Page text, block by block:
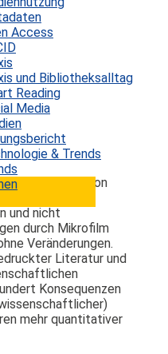
Access
und Bibliotheksalltag
Reading
Media
& Trends
stabil geblieben war.
der
der Mündlichkeit zur
waren
fast 1500 Jahre
durch Gutenberg
mit beweglichen
brachte
entscheidenden
beim Betrieb von
Branche -
und nicht
durch Mikrofilm
Veränderungen.
Literatur und
Konsequenzen
mehr quantitativer